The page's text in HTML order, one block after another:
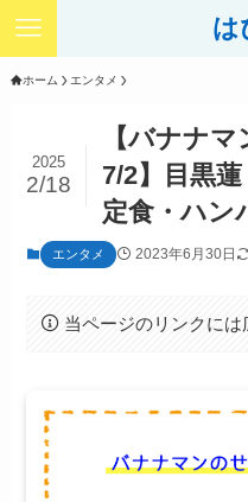
は
ホーム エンタメ
【バナナ
7/2】目黒
定食・ハン
2025
2/18
エンタメ 2023年6月30日
当ページのリンクには